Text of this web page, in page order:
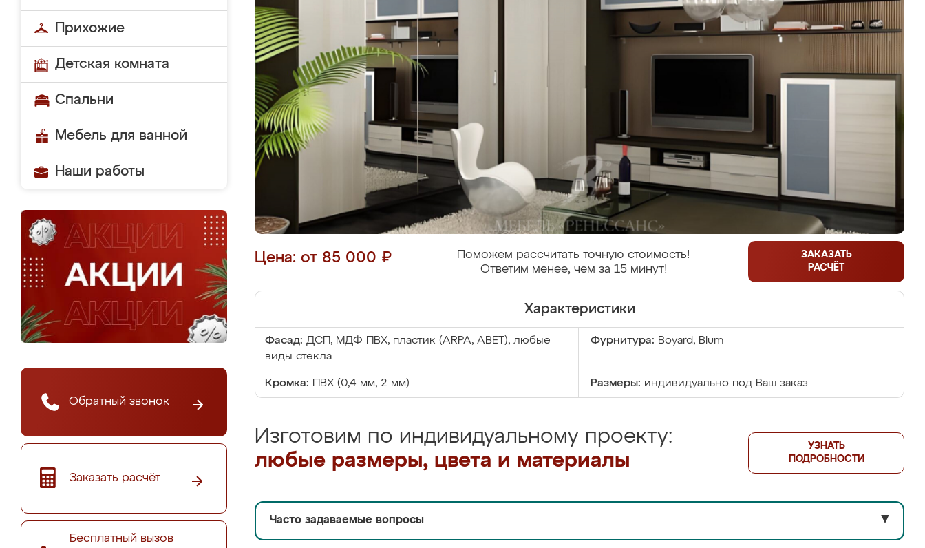
Прихожие
Детская комната
Спальни
Мебель для ванной
Наши работы
Обратный звонок
Заказать расчёт
Бесплатный вызов
Цена: от 85 000 ₽
Поможем рассчитать точную стоимость!
Ответим менее, чем за 15 минут!
ЗАКАЗАТЬ
РАСЧЁТ
Характеристики
Фасад: ДСП, МДФ ПВХ, пластик (ARPA, ABET), любые
виды стекла
Фурнитура: Boyard, Blum
Кромка: ПВХ (0,4 мм, 2 мм) Размеры: индивидуально под Ваш заказ
Изготовим по индивидуальному проекту:
любые размеры, цвета и материалы
УЗНАТЬ
ПОДРОБНОСТИ
Часто задаваемые вопросы ▼